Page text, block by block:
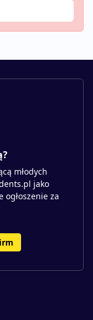
młodych
jako
za